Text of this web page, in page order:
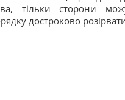
тільки сторони
достроково